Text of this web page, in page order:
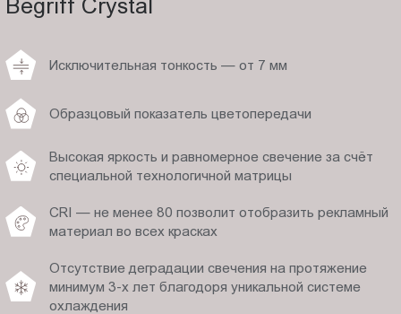
Begriff Crystal
Исключительная тонкость — от 7 мм
Образцовый показатель цветопередачи
Высокая яркость и равномерное свечение за счёт
специальной технологичной матрицы
CRI — не менее 80 позволит отобразить рекламный
материал во всех красках
Отсутствие деградации свечения на протяжение
минимум 3-х лет благодоря уникальной системе
охлаждения